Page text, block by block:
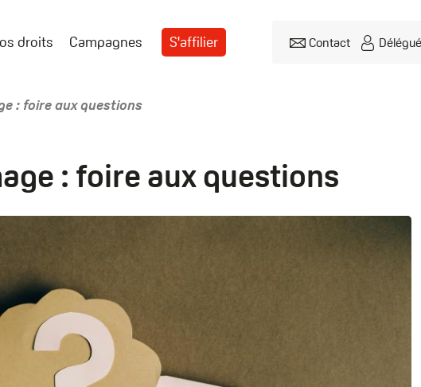
droits Campagnes S'affilier Contact
: foire aux questions
: foire aux questions